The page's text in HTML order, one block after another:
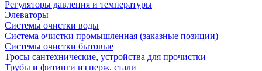
Регуляторы давления и температуры
Элеваторы
Системы очистки воды
Система очистки промышленная (заказные позиции)
Системы очистки бытовые
Тросы сантехнические, устройства для прочистки
Трубы и фитинги из нерж. стали